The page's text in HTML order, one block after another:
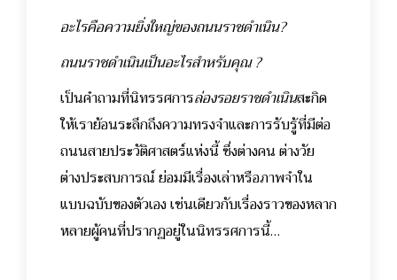
อะไรคือความยิ่งใหญ่ของถนนราชดำเนิน?
ถนนราชดำเนินเป็นอะไรสำหรับคุณ?
เป็นคำถามที่นิทรรศการล่องรอยราชดำเนินสะกิด
ให้เราย้อนระลึกถึงความทรงจำและการรับรู้ที่มีต่อ
ถนนสายประวัติศาสตร์แห่งนี้ ซึ่งต่างคน ต่างวัย
ต่างประสบการณ์ ย่อมมีเรื่องเล่าหรือภาพจำใน
แบบฉบับของตัวเอง เช่นเดียวกับเรื่องราวของหลาก
หลายผู้คนที่ปรากฏอยู่ในนิทรรศการนี้…